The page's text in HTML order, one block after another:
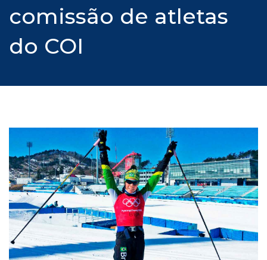
comissão de atletas
do COI